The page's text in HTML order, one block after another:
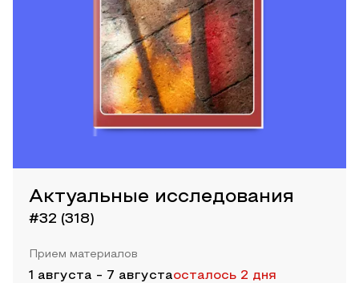
Актуальные исследования
#32 (318)
Прием материалов
1 августа - 7 августаосталось 2 дня